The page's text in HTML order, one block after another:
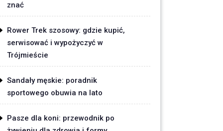
znać
Rower Trek szosowy: gdzie kupić,
serwisować i wypożyczyć w
Trójmieście
Sandały męskie: poradnik
sportowego obuwia na lato
Pasze dla koni: przewodnik po